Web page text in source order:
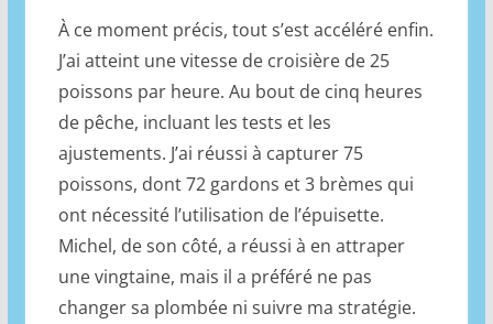
À ce moment précis, tout s’est accéléré enfin.
J’ai atteint une vitesse de croisière de 25
poissons par heure. Au bout de cinq heures
de pêche, incluant les tests et les
ajustements. J’ai réussi à capturer 75
poissons, dont 72 gardons et 3 brèmes qui
ont nécessité l’utilisation de l’épuisette.
Michel, de son côté, a réussi à en attraper
une vingtaine, mais il a préféré ne pas
changer sa plombée ni suivre ma stratégie.